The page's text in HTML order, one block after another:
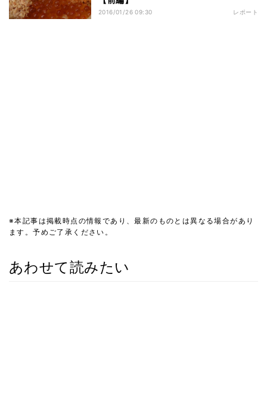
2016/01/26 09:30 レポート
※本記事は掲載時点の情報であり、最新のものとは異なる場合があり
ます。予めご了承ください。
あわせて読みたい